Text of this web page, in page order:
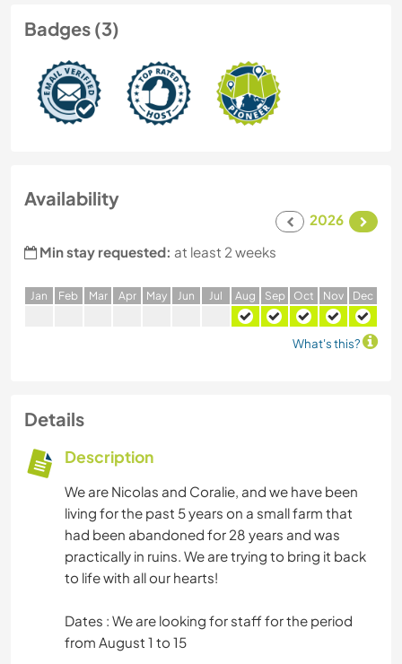
Badges (3)
Availability
2026
Min stay requested: at least 2 weeks
Jan Feb Mar Apr May Jun Jul Aug Sep Oct Nov Dec
What's this?
Details
Description
We are Nicolas and Coralie, and we have been
living for the past 5 years on a small farm that
had been abandoned for 28 years and was
practically in ruins. We are trying to bring it back
to life with all our hearts!
Dates : We are looking for staff for the period
from August 1 to 15